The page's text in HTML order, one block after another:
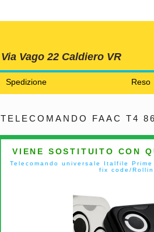
Via Vago 22 Caldiero VR
Reso
Spedizione
TELECOMANDO FAAC T4
VIENE SOSTITUITO CON
Telecomando universale Italfile Prime
fix code/